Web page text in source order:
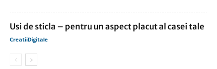
Usi de sticla – pentru un aspect placut al casei tale
CreatiiDigitale